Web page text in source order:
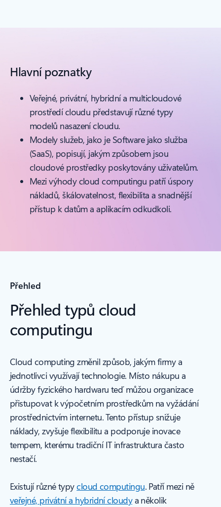
Hlavní poznatky
Veřejné, privátní, hybridní a multicloudové
prostředí cloudu představují různé typy
modelů nasazení cloudu.
Modely služeb, jako je Software jako služba
(SaaS), popisují, jakým způsobem jsou
cloudové prostředky poskytovány uživatelům.
Mezi výhody cloud computingu patří úspory
nákladů, škálovatelnost, flexibilita a snadnější
přístup k datům a aplikacím odkudkoli.
Přehled
Přehled typů cloud
computingu
Cloud computing změnil způsob, jakým firmy a
jednotlivci využívají technologie. Místo nákupu a
údržby fyzického hardwaru teď můžou organizace
přistupovat k výpočetním prostředkům na vyžádání
prostřednictvím internetu. Tento přístup snižuje
náklady, zvyšuje flexibilitu a podporuje inovace
tempem, kterému tradiční IT infrastruktura často
nestačí.
Existují různé typycloud computingu. Patří mezi ně
veřejné, privátní a hybridní cloudya několik